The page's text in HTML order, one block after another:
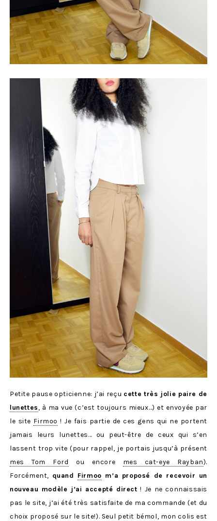
Petite pause opticienne: j’ai reçu cette très jolie paire de
lunettes, à ma vue (c’est toujours mieux…) et envoyée par
le site Firmoo ! Je fais partie de ces gens qui ne portent
jamais leurs lunettes… ou peut-être de ceux qui s’en
lassent trop vite (pour rappel, je portais jusqu’à présent
mes Tom Ford ou encore mes cat-eye Rayban).
Forcément, quand Firmoo m’a proposé de recevoir un
nouveau modèle j’ai accepté direct ! Je ne connaissais
pas le site, j’ai été très satisfaite de ma commande (et du
choix proposé sur le site!). Seul petit bémol, mon colis est